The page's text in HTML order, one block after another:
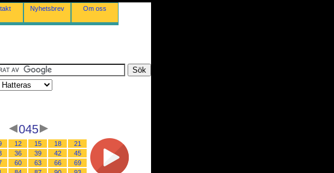
Nyhetsbrev Om oss
045
12 15 18
21
36 39 42
45
60 63 66
69